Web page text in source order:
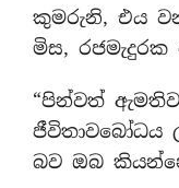
කුමරුනි, එය
මිස,
“පින්වත්
ජීවිතාවබෝධය
බව ඔබ